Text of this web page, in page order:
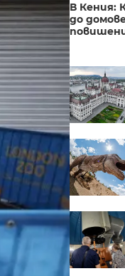
В Кения:
до